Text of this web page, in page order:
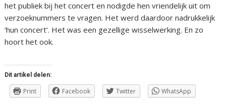
het publiek bij het concert en nodigde hen vriendelijk uit om
verzoeknummers te vragen. Het werd daardoor nadrukkelijk
‘hun concert’. Het was een gezellige wisselwerking. En zo
hoort het ook.
Dit artikel delen:
Print Facebook Twitter WhatsApp